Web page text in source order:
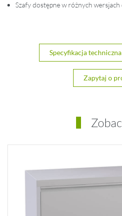
Szafy dostępne w różnych wersjach
Specyfikacja techniczna
Zapytaj o